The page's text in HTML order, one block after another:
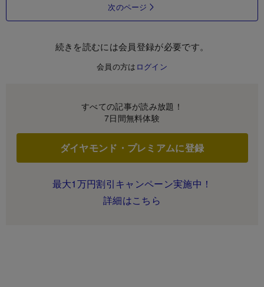
次のページ
続きを読むには会員登録が必要です。
会員の方は ログイン
すべての記事が読み放題！
7日間無料体験
ダイヤモンド・プレミアムに登録
最大1万円割引キャンペーン実施中！
詳細はこちら